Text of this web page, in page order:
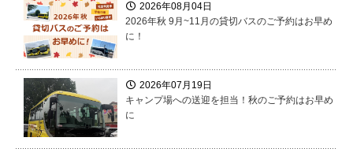
2026年08月04日
2026年秋 9月~11月の貸切バスのご予約はお早め
に！
2026年07月19日
キャンプ場への送迎を担当！秋のご予約はお早め
に